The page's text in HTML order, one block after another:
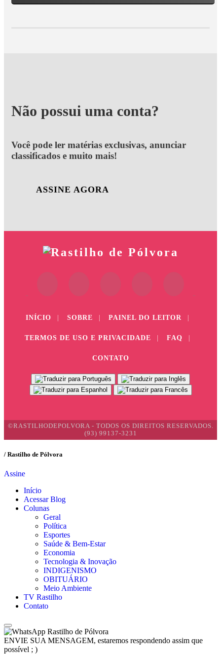
Não possui uma conta?
Você pode ler matérias exclusivas, anunciar
classificados e muito mais!
ASSINE AGORA
INÍCIO SOBRE PAINEL DO LEITOR
TERMOS DE USO E PRIVACIDADE FAQ
CONTATO
©RASTILHODEPOLVORA - TODOS OS DIREITOS RESERVADOS.
(93) 99137-3231
/ Rastilho de Pólvora
Assine
Início
Acessar Blog
Colunas
Geral
Política
Esportes
Saúde & Bem-Estar
Economia
Tecnologia & Inovação
INDIGENISMO
OBITUÁRIO
Meio Ambiente
TV Rastilho
Contato
Rastilho de Pólvora
ENVIE SUA MENSAGEM, estaremos respondendo assim que
possível ; )